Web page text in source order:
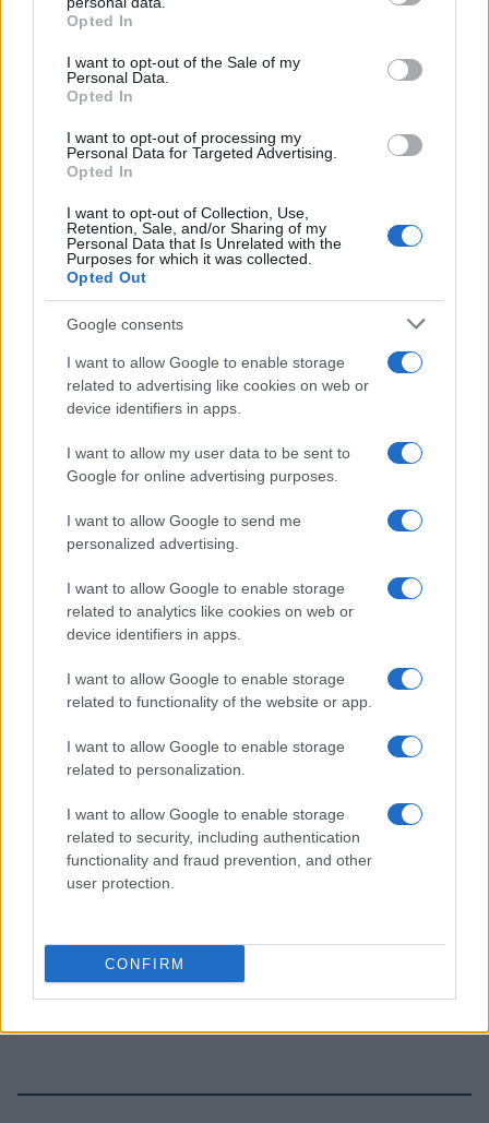
grant or deny consent to Google and its third-party tags to
use your data for below specified purposes in below Google
consent section.
Opted In
I want to opt-out of the Sale of my
Personal Data.
Opted In
I want to opt-out of processing my
Personal Data for Targeted Advertising.
Opted In
I want to opt-out of Collection, Use,
Retention, Sale, and/or Sharing of my
Personal Data that Is Unrelated with the
Purposes for which it was collected.
Opted Out
Google consents
I want to allow Google to enable storage
related to advertising like cookies on web or
device identifiers in apps.
I want to allow my user data to be sent to
Google for online advertising purposes.
I want to allow Google to send me
personalized advertising.
I want to allow Google to enable storage
related to analytics like cookies on web or
device identifiers in apps.
I want to allow Google to enable storage
related to functionality of the website or app.
I want to allow Google to enable storage
related to personalization.
I want to allow Google to enable storage
related to security, including authentication
functionality and fraud prevention, and other
user protection.
CONFIRM
específico concedendo os
benefícios reconhecidos.
Dotação financeira e entidade gestora
FRI-TUR 2024 espera alocar um total de 780 milhões até
2025. Desses, 180 milhões são destinados à concessão de
contribuições e 600 milhões ao desembolso de
empréstimos. O Ministério do Turismo confiou a gestão
licitação e a cessão dos recursos alocados às empresas
candidatas à
empresa Invitalia.
AUTOR